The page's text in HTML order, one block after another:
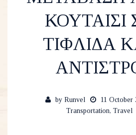
ΚΟΥΤΑΙΣΙ
ΤΙΦΛΙΔΑ
by Runvel 11 October
Transportation, Travel